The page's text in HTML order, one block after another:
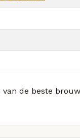
de beste